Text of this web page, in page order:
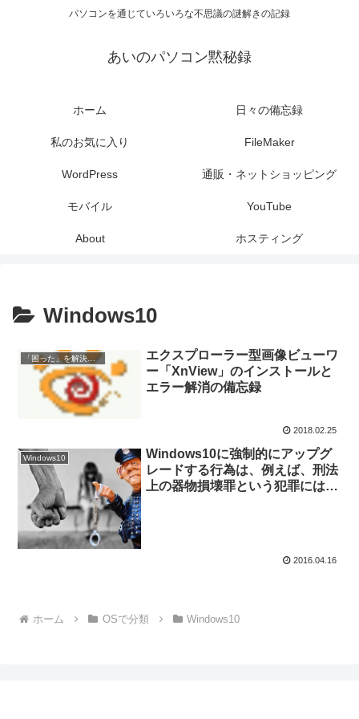
パソコンを通じていろいろな不思議の謎解きの記録
あいのパソコン黙秘録
ホーム 日々の備忘録
私のお気に入り FileMaker
WordPress 通販・ネットショッピング
モバイル YouTube
About ホスティング
Windows10
「困った」を解決する
エクスプローラー型画像ビューワ
ー「XnView」のインストールと
エラー解消の備忘録
2018.02.25
Windows10
Windows10に強制的にアップグ
レードする行為は、例えば、刑法
上の器物損壊罪という犯罪にはな
2016.04.16
ホーム OSで分類 Windows10